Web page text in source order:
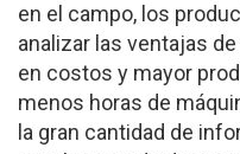
en el campo, los
analizar las ventajas
en costos y mayor
menos horas de
la gran cantidad de